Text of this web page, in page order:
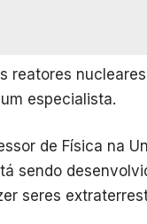
reatores
especialista.
de Física na
sendo
seres